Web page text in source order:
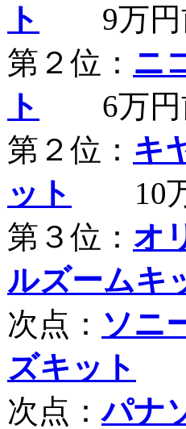
ト
9万円
第２位： ニ
ト
6万円
第２位： キ
ット
10万
第３位： オ
ルズームキ
次点： ソニ
ズキット
7
次点：パナ